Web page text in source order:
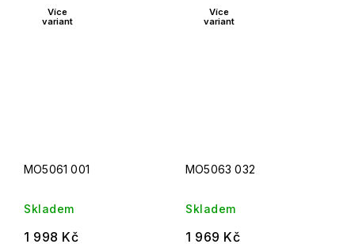
Více
variant
MO5061 001
Skladem
1 998 Kč
Více
variant
MO5063 032
Skladem
1 969 Kč